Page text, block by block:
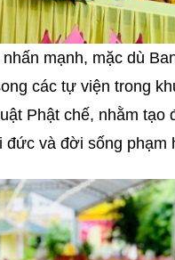
mạnh, mặc dù
các tự viện trong
Phật chế, nhằm tạo
và đời sống phạm